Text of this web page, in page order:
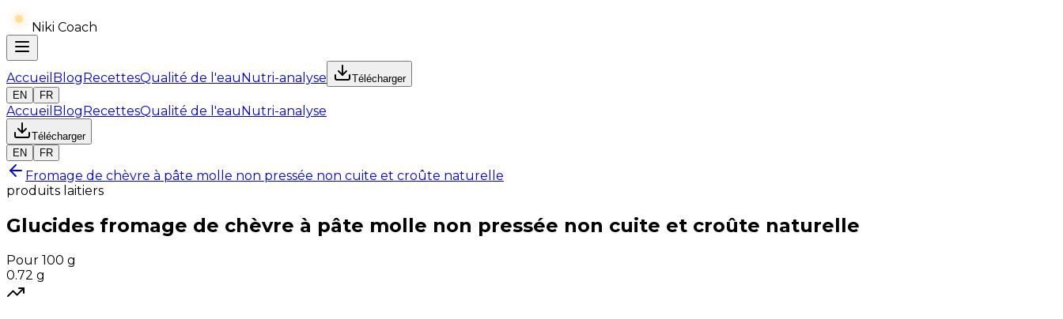
Niki Coach
Accueil BlogRecettesQualité de l'eauNutri-analyse
Télécharger
EN
FR
Accueil BlogRecettesQualité de l'eauNutri-analyse
Télécharger
EN
FR
Fromage de chèvre à pâte molle non pressée non cuite et croûte naturelle
produits laitiers
Glucides fromage de chèvre à pâte molle non pressée non cuite et croûte naturelle
Pour 100 g
0.72 g